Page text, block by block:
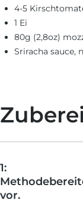
1:
vor.
4-5
1 Ei
80g (2,8oz)
Sriracha sauce,